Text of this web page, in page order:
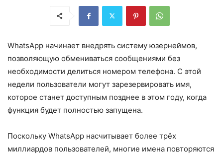
WhatsApp начинает внедрять систему юзернеймов,
позволяющую обмениваться сообщениями без
необходимости делиться номером телефона. С этой
недели пользователи могут зарезервировать имя,
которое станет доступным позднее в этом году, когда
функция будет полностью запущена.
Поскольку WhatsApp насчитывает более трёх
миллиардов пользователей, многие имена повторяются